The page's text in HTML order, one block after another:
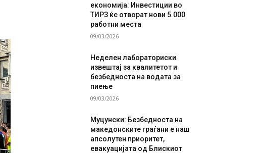
економија: Инвестиции во
ТИРЗ ќе отворат нови 5.000
работни места
09/03/2026
Неделен лабораториски
извештај за квалитетот и
безбедноста на водата за
пиење
09/03/2026
Муцунски: Безбедноста на
македонските граѓани е наш
апсолутен приоритет,
евакуацијата од Блискиот